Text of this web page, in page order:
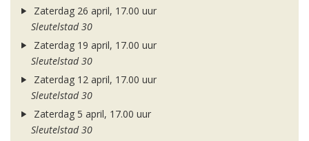
Zaterdag 26 april, 17.00 uur
Sleutelstad 30
Zaterdag 19 april, 17.00 uur
Sleutelstad 30
Zaterdag 12 april, 17.00 uur
Sleutelstad 30
Zaterdag 5 april, 17.00 uur
Sleutelstad 30